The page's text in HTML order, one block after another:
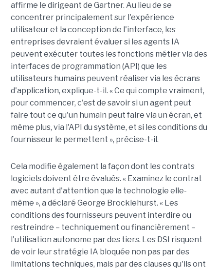
affirme le dirigeant de Gartner. Au lieu de se
concentrer principalement sur l'expérience
utilisateur et la conception de l'interface, les
entreprises devraient évaluer si les agents IA
peuvent exécuter toutes les fonctions métier via des
interfaces de programmation (API) que les
utilisateurs humains peuvent réaliser via les écrans
d'application, explique-t-il. « Ce qui compte vraiment,
pour commencer, c'est de savoir si un agent peut
faire tout ce qu'un humain peut faire via un écran, et
même plus, via l'API du système, et si les conditions du
fournisseur le permettent », précise-t-il.
Cela modifie également la façon dont les contrats
logiciels doivent être évalués. « Examinez le contrat
avec autant d'attention que la technologie elle-
même », a déclaré George Brocklehurst. « Les
conditions des fournisseurs peuvent interdire ou
restreindre – techniquement ou financièrement – ​​
l'utilisation autonome par des tiers. Les DSI risquent
de voir leur stratégie IA bloquée non pas par des
limitations techniques, mais par des clauses qu'ils ont